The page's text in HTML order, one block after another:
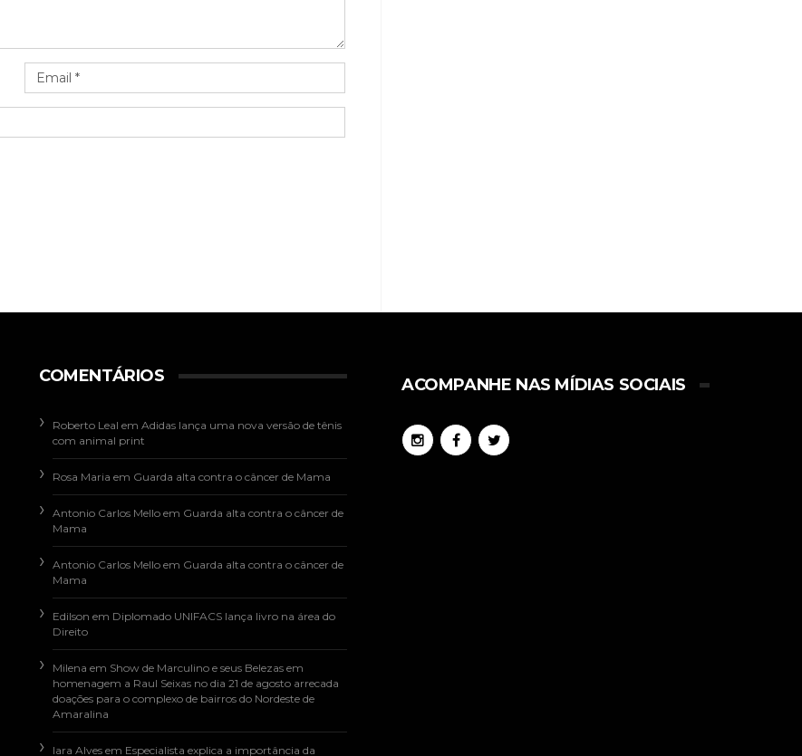
COMENTÁRIOS
Roberto Leal em Adidas lança uma nova versão de tênis
com animal print
Rosa Maria em Guarda alta contra o câncer de Mama
Antonio Carlos Mello em Guarda alta contra o câncer de
Mama
Antonio Carlos Mello em Guarda alta contra o câncer de
Mama
Edilson em Diplomado UNIFACS lança livro na área do
Direito
Milena em Show de Marculino e seus Belezas em
homenagem a Raul Seixas no dia 21 de agosto arrecada
doações para o complexo de bairros do Nordeste de
Amaralina
Iara Alves em Especialista explica a importância da
ACOMPANHE NAS MÍDIAS SOCIAIS